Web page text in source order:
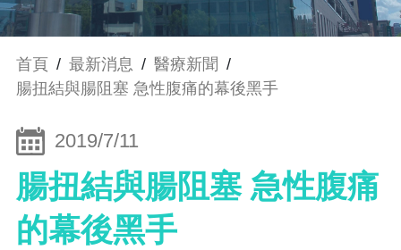
首頁 / 最新消息 / 醫療新聞 /
腸扭結與腸阻塞 急性腹痛的幕後黑手
2019/7/11
腸扭結與腸阻塞 急性腹痛
的幕後黑手